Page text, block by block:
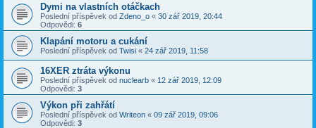
Dymi na vlastních otáčkach
Poslední příspěvek od Zdeno_o « 30 zář 2019, 20:44
Odpovědi: 6
Klapání motoru a cukání
Poslední příspěvek od Twisi « 24 zář 2019, 11:58
16XER ztráta výkonu
Poslední příspěvek od nuclearb « 12 zář 2019, 12:09
Odpovědi: 3
Výkon při zahřátí
Poslední příspěvek od Writeon « 09 zář 2019, 09:06
Odpovědi: 3